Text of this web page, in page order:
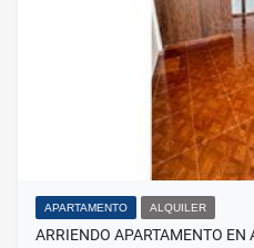
APARTAMENTO ALQUILER
ARRIENDO APARTAMENTO